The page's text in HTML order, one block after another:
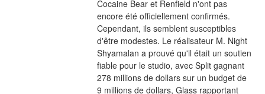
Cocaine Bear et Renfield n'ont pas
encore été officiellement confirmés.
Cependant, ils semblent susceptibles
d'être modestes. Le réalisateur M. Night
Shyamalan a prouvé qu'il était un soutien
fiable pour le studio, avec Split gagnant
278 millions de dollars sur un budget de
9 millions de dollars, Glass rapportant